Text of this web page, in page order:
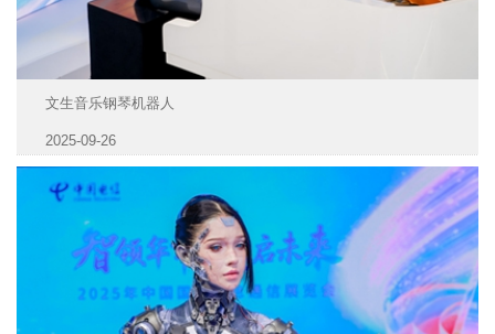
文生音乐钢琴机器人
2025-09-26